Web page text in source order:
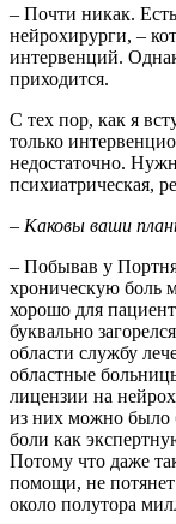
– Почти никак.
нейрохирурги, –
интервенций.
приходится.
С тех пор, как я
только
недостаточно.
психиатрическая,
– Каковы ваши
– Побывав у
хроническую боль
хорошо для
буквально
области службу
областные
лицензии на
из них можно было
боли как
Потому что даже
помощи, не
около полутора